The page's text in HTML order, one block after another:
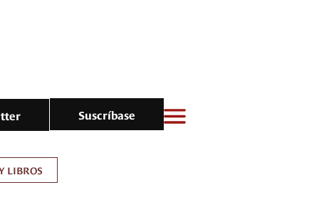
Suscríbase
LIBROS